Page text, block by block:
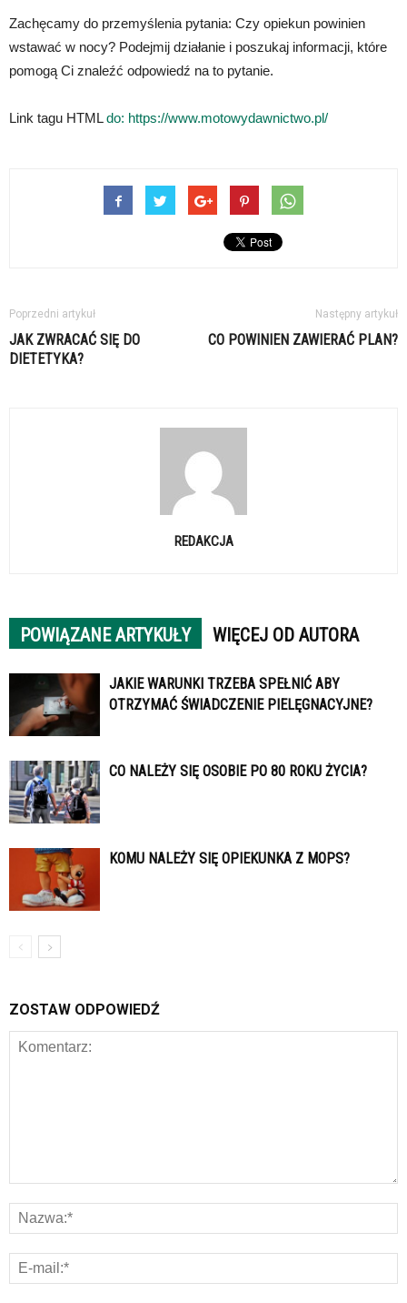
Zachęcamy do przemyślenia pytania: Czy opiekun powinien
wstawać w nocy? Podejmij działanie i poszukaj informacji, które
pomogą Ci znaleźć odpowiedź na to pytanie.
Link tagu HTMLdo: https://www.motowydawnictwo.pl/
Poprzedni artykuł
JAK ZWRACAĆ SIĘ DO
DIETETYKA?
Następny artykuł
CO POWINIEN ZAWIERAĆ PLAN?
REDAKCJA
POWIĄZANE ARTYKUŁY WIĘCEJ OD AUTORA
JAKIE WARUNKI TRZEBA SPEŁNIĆ ABY
OTRZYMAĆ ŚWIADCZENIE PIELĘGNACYJNE?
CO NALEŻY SIĘ OSOBIE PO 80 ROKU ŻYCIA?
KOMU NALEŻY SIĘ OPIEKUNKA Z MOPS?
ZOSTAW ODPOWIEDŹ